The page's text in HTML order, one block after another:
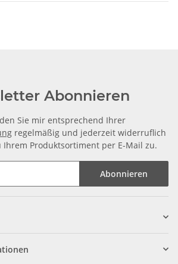
Abonnieren
Sie mir entsprechend Ihrer
regelmäßig und jederzeit widerruflich
Produktsortiment per E-Mail zu.
Abonnieren